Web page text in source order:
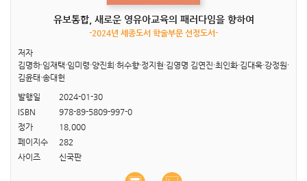
유보통합, 새로운 영유아교육의 패러다임을 향하여
-2024년 세종도서 학술부문 선정도서-
저자
김명하·임재택·임미령·양진희·허수향·정지현·김영명 김연진·최인화·김대욱·강정원·
김윤태·송대헌
발행일
2024-01-30
ISBN
978-89-5809-997-0
정가
18,000
페이지수
282
사이즈
신국판